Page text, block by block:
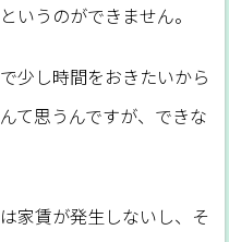
いうのができません。
少し時間をおきたいから
て思うんですが、できな
家賃が発生しないし、そ